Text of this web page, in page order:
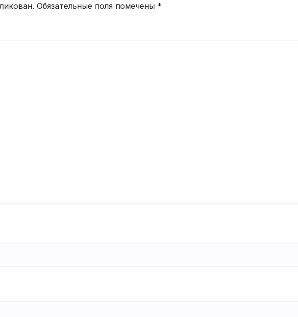
Обязательные поля помечены *